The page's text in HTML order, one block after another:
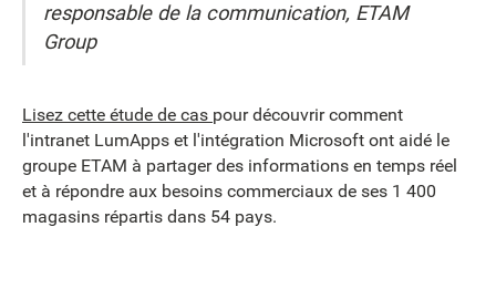
responsable de la communication, ETAM
Group
Lisez cette étude de cas pour découvrir comment
l'intranet LumApps et l'intégration Microsoft ont aidé le
groupe ETAM à partager des informations en temps réel
et à répondre aux besoins commerciaux de ses 1 400
magasins répartis dans 54 pays.